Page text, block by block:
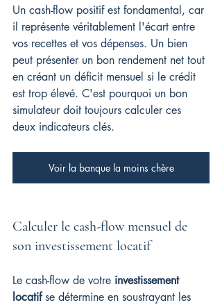
Un cash-flow positif est fondamental, car
il représente véritablement l'écart entre
vos recettes et vos dépenses. Un bien
peut présenter un bon rendement net tout
en créant un déficit mensuel si le crédit
est trop élevé. C'est pourquoi un bon
simulateur doit toujours calculer ces
deux indicateurs clés.
Voir la banque la moins chère
Calculer le cash-flow mensuel de
son investissement locatif
Le cash-flow de votre investissement
locatif se détermine en soustrayant les